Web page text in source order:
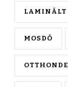
LAMINÁLT
MOSDÓ